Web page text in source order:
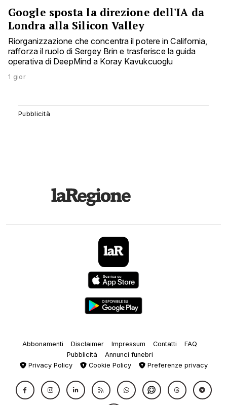
Google sposta la direzione dell'IA da
Londra alla Silicon Valley
Riorganizzazione che concentra il potere in California,
rafforza il ruolo di Sergey Brin e trasferisce la guida
operativa di DeepMind a Koray Kavukcuoglu
1 gior
Abbonamenti Disclaimer Impressum Contatti
FAQ
Pubblicità
Annunci funebri
Privacy Policy
Cookie Policy Preferenze privacy